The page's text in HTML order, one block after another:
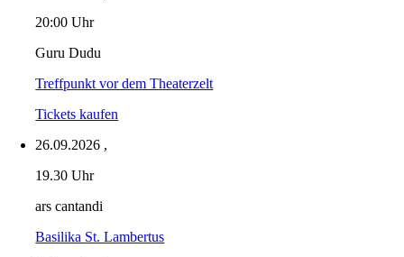
20:00 Uhr
Guru Dudu
Treffpunkt vor dem Theaterzelt
Tickets kaufen
26.09.2026 ,
19.30 Uhr
ars cantandi
Basilika St. Lambertus